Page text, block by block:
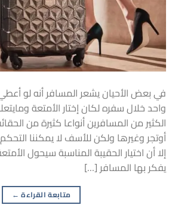
في بعض الأحيان يشعر المسافر أنه لو أعطي
واحد خلال سفره لكان إختار الأمتعة
الكثير من المسافرين أنواعا كثيرة من
أوتجر وغيرها ولكن للأسف لا يمكننا
إلا أن اختيار الحقيبة المناسبة سيحول
يفكر بها المسافر […]
متابعة القراءة ←